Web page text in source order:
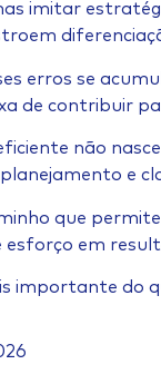
imitar
erros se
de contribuir
não
e
que
esforço em
importante do